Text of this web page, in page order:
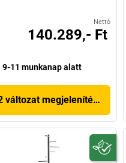
Nettó
140.289,- Ft
9-11 munkanap alatt
változat megjelenítése